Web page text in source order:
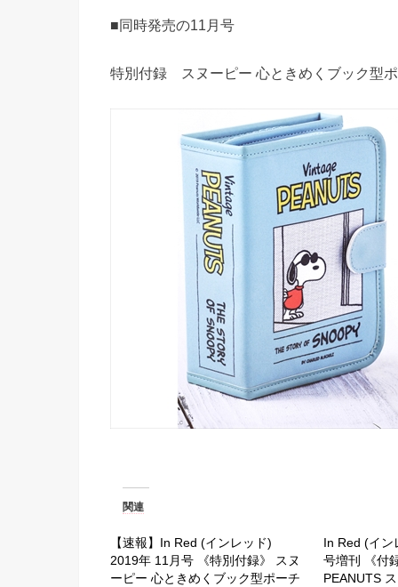
■同時発売の11月号
特別付録 スヌーピー 心ときめくブック型
関連
【速報】In Red (インレッド)
2019年 11月号 《特別付録》 スヌ
ーピー 心ときめくブック型ポーチ
In Red (イン
号増刊 《付
PEANUTS